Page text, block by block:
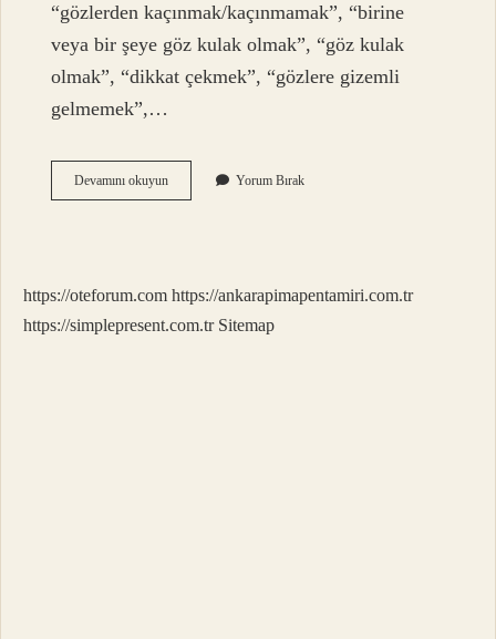
“gözlerden kaçınmak/kaçınmamak”, “birine
veya bir şeye göz kulak olmak”, “göz kulak
olmak”, “dikkat çekmek”, “gözlere gizemli
gelmemek”,…
Devamını okuyunGözünü
Daldan
Yorum Bırak
https://oteforum.com https://ankarapimapentamiri.com.tr
https://simplepresent.com.tr Sitemap